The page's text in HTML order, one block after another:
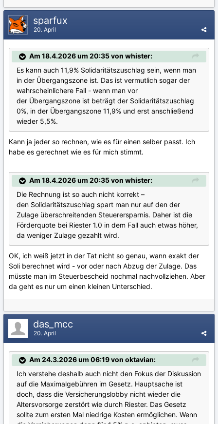
sparfux
20. April
Am 18.4.2026 um 20:35 von whister:
Es kann auch 11,9% Solidaritätszuschlag sein, wenn man
in der Übergangszone ist. Das ist vermutlich sogar der
wahrscheinlichere Fall - wenn man vor
der Übergangszone ist beträgt der Solidaritätszuschlag
0%, in der Übergangszone 11,9% und erst anschließend
wieder 5,5%.
Kann ja jeder so rechnen, wie es für einen selber passt. Ich
habe es gerechnet wie es für mich stimmt.
Am 18.4.2026 um 20:35 von whister:
Die Rechnung ist so auch nicht korrekt –
den Solidaritätszuschlag spart man nur auf den der
Zulage überschreitenden Steuerersparnis. Daher ist die
Förderquote bei Riester 1.0 in dem Fall auch etwas höher,
da weniger Zulage gezahlt wird.
OK, ich weiß jetzt in der Tat nicht so genau, wann exakt der
Soli berechnet wird - vor oder nach Abzug der Zulage. Das
müsste man im Steuerbescheid nochmal nachvollziehen. Aber
da geht es nur um einen kleinen Unterschied.
das_mcc
20. April
Am 24.3.2026 um 06:19 von oktavian:
Ich verstehe deshalb auch nicht den Fokus der Diskussion
auf die Maximalgebühren im Gesetz. Hauptsache ist
doch, dass die Versicherungslobby nicht wieder die
Altersvorsorge zerstört wie durch Riester. Das Gesetz
sollte zum ersten Mal niedrige Kosten ermöglichen. Wenn